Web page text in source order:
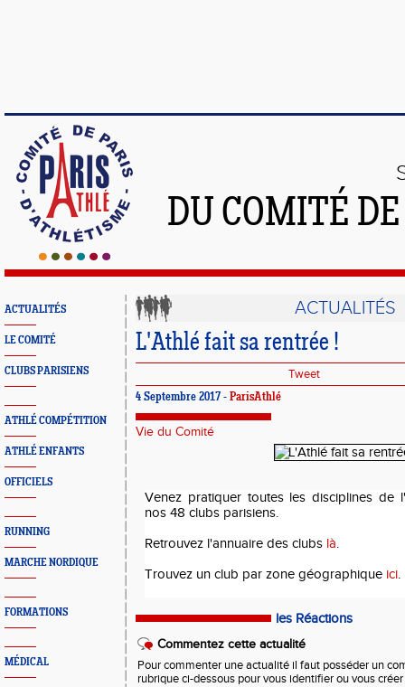
DU COMITÉ
ACTUALITÉS
LE COMITÉ
CLUBS PARISIENS
ATHLÉ COMPÉTITION
ATHLÉ ENFANTS
OFFICIELS
RUNNING
MARCHE NORDIQUE
FORMATIONS
MÉDICAL
ACTUALITÉS
L'Athlé fait sa rentrée !
Tweet
4 Septembre 2017 - ParisAthlé
Vie du Comité
Venez pratiquer toutes les disciplines de
nos 48 clubs parisiens.
Retrouvez l'annuaire des clubs là.
Trouvez un club par zone géographique ici.
les Réactions
Commentez cette actualité
Pour commenter une actualité il faut posséder un
rubrique ci-dessous pour vous identifier ou vous